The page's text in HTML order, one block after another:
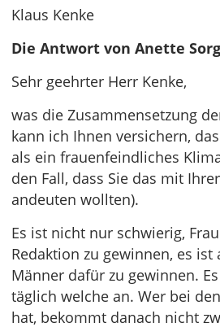
Klaus Kenke
Die Antwort von Anette
Sehr geehrter Herr Kenke,
was die Zusammensetzung
kann ich Ihnen versichern,
als ein frauenfeindliches
den Fall, dass Sie das mit
andeuten wollten).
Es ist nicht nur schwierig,
Redaktion zu gewinnen, es ist
Männer dafür zu gewinnen.
täglich welche an. Wer bei
hat, bekommt danach nicht